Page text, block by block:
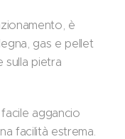
è
gas e pellet
sulla pietra
aggancio
facilità estrema.